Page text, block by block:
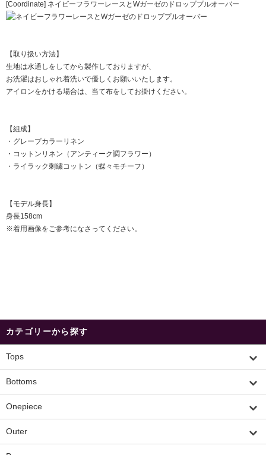
[Coordinate] ネイビーフラワーレースとWガーゼのドロッププルオーバー
【取り扱い方法】
生地は水通しをしてから製作しておりますが、
お洗濯はおしゃれ着洗いで優しくお願いいたします。
アイロンをかける場合は、当て布をしてお掛けください。
【組成】
・グレープカラーリネン
・コットンリネン（アンティーク調フラワー）
・ライラック刺繍コットン（蝶々モチーフ）
【モデル身長】
身長158cm
※着用画像をご参考になさってください。
カテゴリーから探す
Tops
Bottoms
Onepiece
Outer